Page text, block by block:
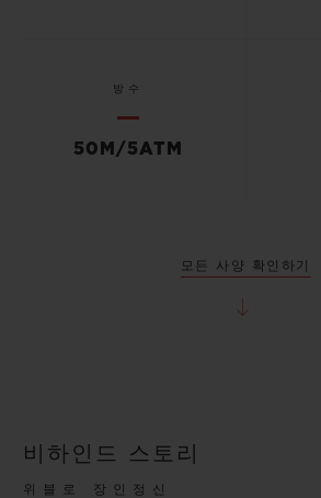
방수
50M/5ATM
모든 사양 확인하기
비하인드 스토리
위블로 장인정신